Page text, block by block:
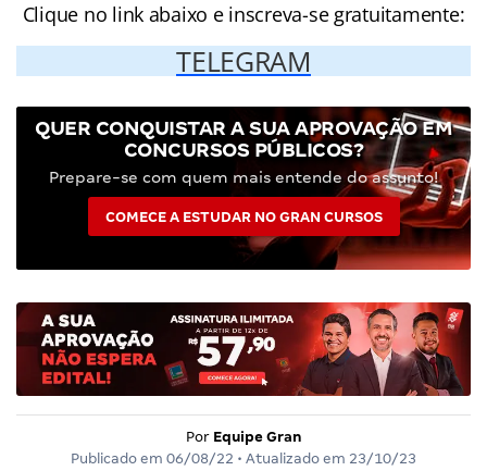
Clique no link abaixo e inscreva-se gratuitamente:
TELEGRAM
QUER CONQUISTAR A SUA APROVAÇÃO EM
CONCURSOS PÚBLICOS?
Prepare-se com quem mais entende do assunto!
COMECE A ESTUDAR NO GRAN CURSOS
Por Equipe Gran
Publicado em 06/08/22 • Atualizado em 23/10/23